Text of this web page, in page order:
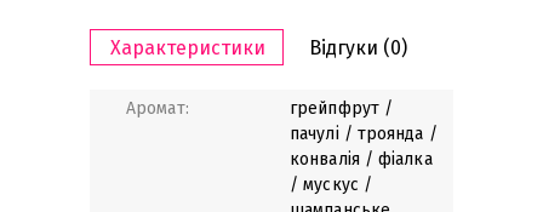
Характеристики Відгуки (0)
Аромат:
грейпфрут /
пачулі / троянда /
конвалія / фіалка
/ мускус /